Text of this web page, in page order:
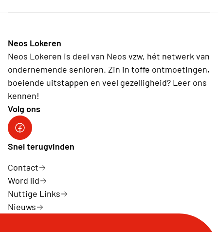
Neos Lokeren
Neos Lokeren is deel van Neos vzw, hét netwerk van
ondernemende senioren. Zin in toffe ontmoetingen,
boeiende uitstappen en veel gezelligheid? Leer ons
kennen!
Volg ons
Neos DiNA
Snel terugvinden
Contact
Word lid
Nuttige Links
Nieuws